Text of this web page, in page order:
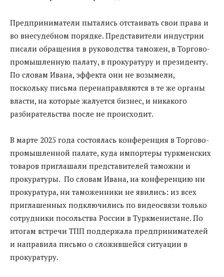
Предприниматели пытались отстаивать свои права и
во внесудебном порядке. Представители индустрии
писали обращения в руководства таможен, в Торгово-
промышленную палату, в прокуратуру и президенту.
По словам Ивана, эффекта они не возымели,
поскольку письма перенаправляются в те же органы
власти, на которые жалуется бизнес, и никакого
разбирательства после не происходит.
В марте 2025 года состоялась конференция в Торгово-
промышленной палате, куда импортеры туркменских
товаров приглашали представителей таможни и
прокуратуры. По словам Ивана, на конференцию ни
прокуратура, ни таможенники не явились: из всех
приглашенных подключились по видеосвязи только
сотрудники посольства России в Туркменистане. По
итогам встречи ТПП поддержала предпринимателей
и направила письмо о сложившейся ситуации в
прокуратуру.